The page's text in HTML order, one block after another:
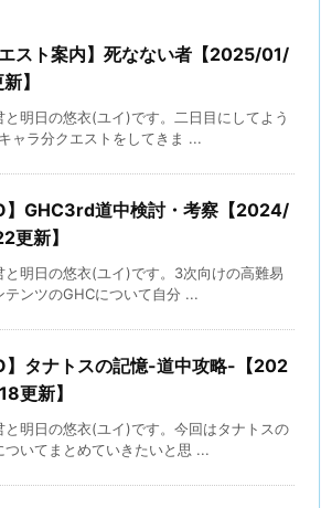
エスト案内】死なない者【2025/01/
】
と明日の悠衣(ユイ)です。二日目にしてよう
ャラ分クエストをしてきま ...
】GHC3rd道中検討・考察【2024/
更新】
と明日の悠衣(ユイ)です。3次向けの高難易
テンツのGHCについて自分 ...
】タナトスの記憶-道中攻略-【202
更新】
と明日の悠衣(ユイ)です。今回はタナトスの
ついてまとめていきたいと思 ...